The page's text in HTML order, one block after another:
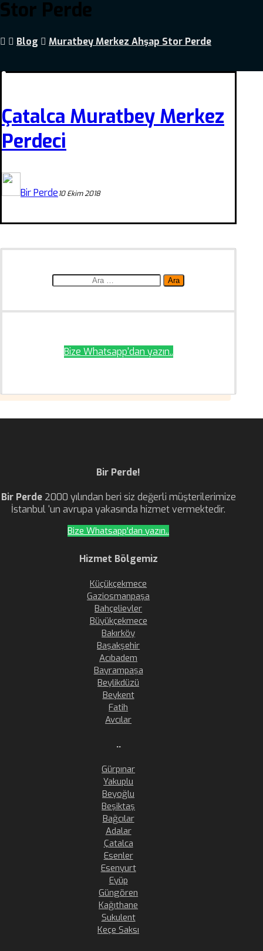
Stor Perde
Blog Muratbey Merkez Ahşap Stor Perde
Çatalca Muratbey Merkez
Perdeci
Bir Perde10 Ekim 2018
Arama:
Bize Whatsapp'dan yazın..
Bir Perde!
Bir Perde2000 yılından beri siz değerli müşterilerimize
İstanbul ‘un avrupa yakasında hizmet vermektedir.
Bize Whatsapp'dan yazın..
Hizmet Bölgemiz
Küçükçekmece
Gaziosmanpaşa
Bahçelievler
Büyükçekmece
Bakırköy
Başakşehir
Acıbadem
Bayrampaşa
Beylikdüzü
Beykent
Fatih
Avcılar
..
Gürpınar
Yakuplu
Beyoğlu
Beşiktaş
Bağcılar
Adalar
Çatalca
Esenler
Esenyurt
Eyüp
Güngören
Kağıthane
Sukulent
Keçe Saksı